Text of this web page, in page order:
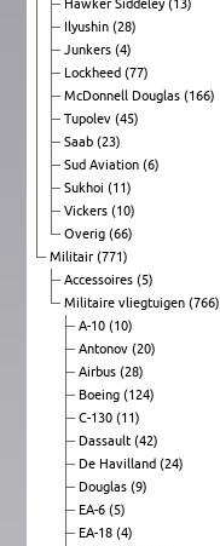
Hawker Siddeley(13)
Ilyushin (28)
Junkers (4)
Lockheed (77)
McDonnell Douglas (166)
Tupolev (45)
Saab (23)
Sud Aviation (6)
Sukhoi (11)
Vickers (10)
Overig (66)
Militair (771)
Accessoires (5)
Militaire vliegtuigen (766)
A-10 (10)
Antonov (20)
Airbus (28)
Boeing (124)
C-130 (11)
Dassault (42)
De Havilland (24)
Douglas (9)
EA-6 (5)
EA-18 (4)